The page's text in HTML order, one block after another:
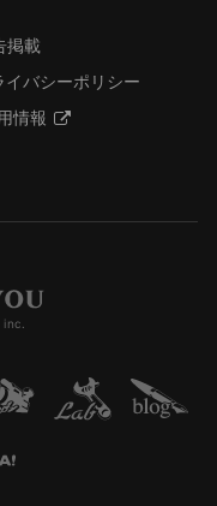
掲載
イバシーポリシー
情報